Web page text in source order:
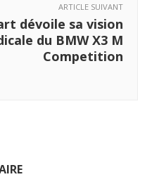
ARTICLE SUIVANT
dévoile sa vision
du BMW X3 M
Competition